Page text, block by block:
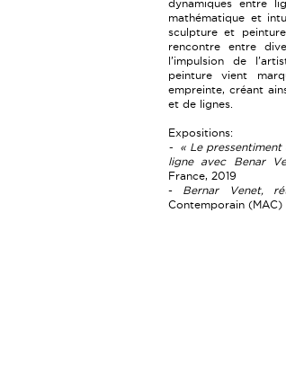
dynamiques entre
mathématique et
sculpture et
rencontre entre
l’impulsion de
peinture vient
empreinte, créant
et de lignes.
Expositions:
-
« Le
ligne avec Benar
France, 2019
- Bernar Venet,
Contemporain